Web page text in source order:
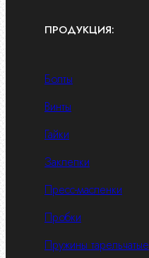
ПРОДУКЦИЯ:
Болты
Винты
Гайки
Заклепки
Пресс-масленки
Пробки
Пружины тарельчатые